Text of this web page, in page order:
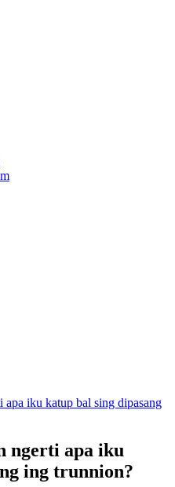
apa iku katup bal sing dipasang
ngerti apa iku
ing trunnion?